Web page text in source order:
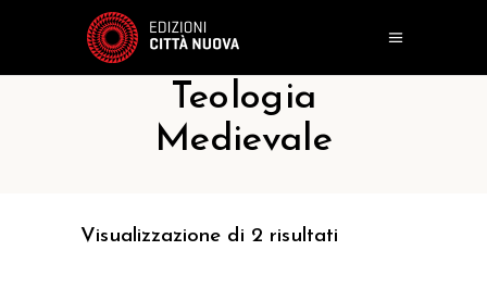
Teologia
Medievale
Visualizzazione di 2 risultati